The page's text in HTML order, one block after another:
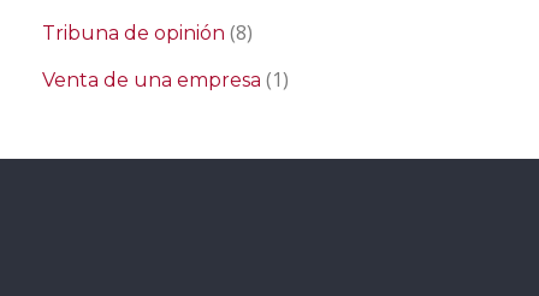
Tribuna de opinión (8)
Venta de una empresa (1)